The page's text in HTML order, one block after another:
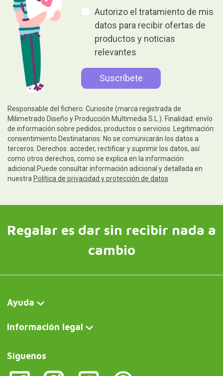
Autorizo el tratamiento de mis
datos para recibir ofertas de
productos y noticias
relevantes
Responsable del fichero: Curiosite (marca registrada de
Milimetrado Diseño y Producción Multimedia S.L.). Finalidad: envío
de información sobre pedidos, productos o servicios. Legitimación:
consentimiento.Destinatarios: No se comunicarán los datos a
terceros. Derechos: acceder, rectificar y suprimir los datos, así
como otros derechos, como se explica en la información
adicional.Puede consultar información adicional y detallada en
nuestra Política de privacidad y protección de datos
Regalar es dar sin recibir nada a
cambio
Ayuda
Información legal
Síguenos